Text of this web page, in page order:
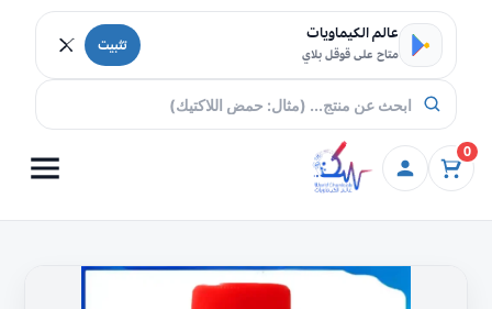
تخطي إلى المحتوى
عالم الكيماويات
متاح على قوقل بلاي تثبيت
0